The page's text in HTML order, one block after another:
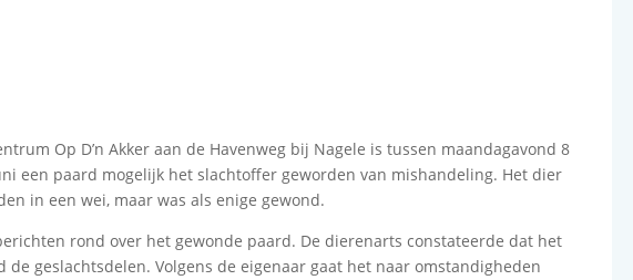
Op D’n Akker aan de Havenweg bij Nagele is tussen maandagavond 8
een paard mogelijk het slachtoffer geworden van mishandeling. Het dier
in een wei, maar was als enige gewond.
rond over het gewonde paard. De dierenarts constateerde dat het
geslachtsdelen. Volgens de eigenaar gaat het naar omstandigheden